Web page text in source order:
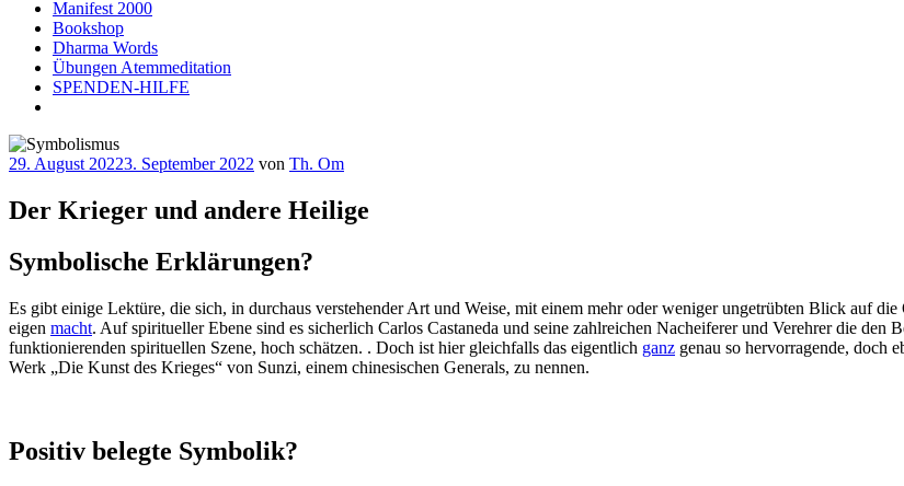
Manifest 2000
Bookshop
Dharma Words
Übungen Atemmeditation
SPENDEN-HILFE
Veröffentlicht
29. August 20223. September 2022 von Th. Om
Der Krieger und andere Heilige
Symbolische Erklärungen?
Es gibt einige Lektüre, die sich, in durchaus verstehender Art und Weise, mit einem mehr oder weniger ungetrübten Blick auf
eigen macht. Auf spiritueller Ebene sind es sicherlich Carlos Castaneda und seine zahlreichen Nacheiferer und Verehrer die den
funktionierenden spirituellen Szene, hoch schätzen. . Doch ist hier gleichfalls das eigentlich ganz genau so hervorragende, doch
Werk „Die Kunst des Krieges“ von Sunzi, einem chinesischen Generals, zu nennen.
Positiv belegte Symbolik?